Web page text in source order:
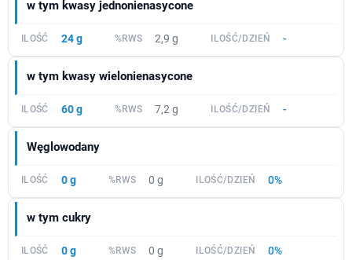
w tym kwasy jednonienasycone
24 g 2,9 g -
w tym kwasy wielonienasycone
60 g 7,2 g -
Węglowodany
0 g 0 g 0%
w tym cukry
0 g 0 g 0%